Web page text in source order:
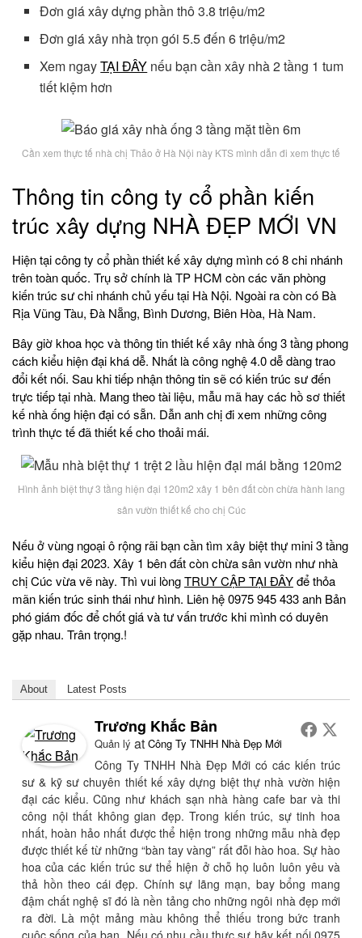
Đơn giá xây dựng phần thô 3.8 triệu/m2
Đơn giá xây nhà trọn gói 5.5 đến 6 triệu/m2
Xem ngayTẠI ĐÂY nếu bạn cần xây nhà 2 tầng 1 tum
tiết kiệm hơn
Cần xem thực tế nhà chị Thảo ở Hà Nội này KTS mình dẫn đi xem thực tế
Thông tin công ty cổ phần kiến
trúc xây dựng NHÀ ĐẸP MỚI VN
Hiện tại công ty cổ phần thiết kế xây dựng mình có 8 chi nhánh
trên toàn quốc. Trụ sở chính là TP HCM còn các văn phòng
kiến trúc sư chi nhánh chủ yếu tại Hà Nội. Ngoài ra còn có Bà
Rịa Vũng Tàu, Đà Nẵng, Bình Dương, Biên Hòa, Hà Nam.
Bây giờ khoa học và thông tin thiết kế xây nhà ống 3 tầng phong
cách kiểu hiện đại khá dễ. Nhất là công nghệ 4.0 dễ dàng trao
đổi kết nối. Sau khi tiếp nhận thông tin sẽ có kiến trúc sư đến
trực tiếp tại nhà. Mang theo tài liệu, mẫu mã hay các hồ sơ thiết
kế nhà ống hiện đại có sẵn. Dẫn anh chị đi xem những công
trình thực tế đã thiết kế cho thoải mái.
Hình ảnh biệt thự 3 tầng hiện đại 120m2 xây 1 bên đất còn chừa hành lang
sân vườn thiết kế cho chị Cúc
Nếu ở vùng ngoại ô rộng rãi bạn cần tìm xây biệt thự mini 3 tầng
kiểu hiện đại 2023. Xây 1 bên đất còn chừa sân vườn như nhà
chị Cúc vừa vẽ này. Thì vui lòngTRUY CẬP TẠI ĐÂYđể thỏa
mãn kiến trúc sinh thái như hình. Liên hệ 0975 945 433 anh Bản
phó giám đốc để chốt giá và tư vấn trước khi mình có duyên
gặp nhau. Trân trọng.!
About Latest Posts
Trương Khắc Bản
Quản lý at Công Ty TNHH Nhà Đẹp Mới
Công Ty TNHH Nhà Đẹp Mới có các kiến trúc
sư & kỹ sư chuyên thiết kế xây dựng biệt thự nhà vườn hiện
đại các kiểu. Cũng như khách sạn nhà hàng cafe bar và thi
công nội thất không gian đẹp. Trong kiến trúc, sự tinh hoa
nhất, hoàn hảo nhất được thể hiện trong những mẫu nhà đẹp
được thiết kế từ những “bàn tay vàng” rất đỗi hào hoa. Sự hào
hoa của các kiến trúc sư thể hiện ở chỗ họ luôn luôn yêu và
thả hồn theo cái đẹp. Chính sự lãng mạn, bay bổng mang
đậm chất nghệ sĩ đó là nền tảng cho những ngôi nhà đẹp mới
ra đời. Là một mảng màu không thể thiếu trong bức tranh
cuộc sống của bạn. Nếu có nhu cầu thực sự hãy kết nối 0975